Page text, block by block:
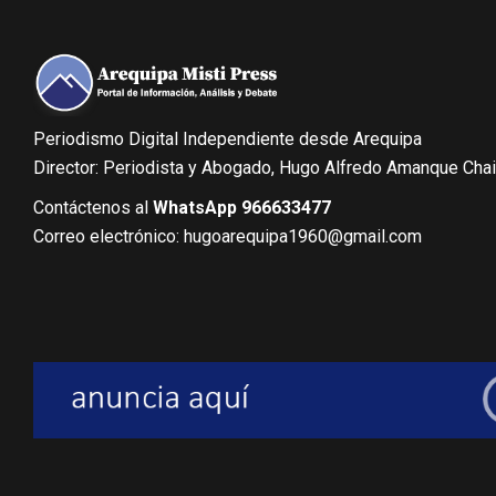
Periodismo Digital Independiente desde Arequipa
Director: Periodista y Abogado, Hugo Alfredo Amanque
Contáctenos al WhatsApp 966633477
Correo electrónico: hugoarequipa1960@gmail.com